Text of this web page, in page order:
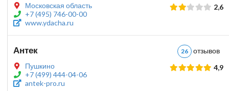
Московская область
+7 (495) 746-00-00
www.ydacha.ru
2,6
Антек 26
Пушкино
+7 (499) 444-04-06
antek-pro.ru
4,9